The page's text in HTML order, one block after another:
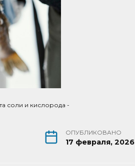
соли и кислорода -
ОПУБЛИКОВАНО
17 февраля, 2026